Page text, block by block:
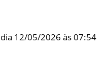
12/05/2026 às07:54